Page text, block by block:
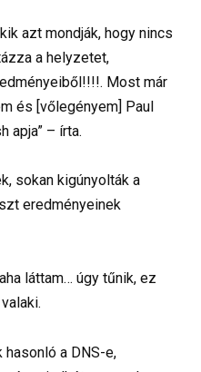
azt mondják, hogy nincs
a helyzetet,
Most már
és [vőlegényem] Paul
apja” – írta.
sokan kigúnyolták a
eredményeinek
láttam… úgy tűnik, ez
a DNS-e,